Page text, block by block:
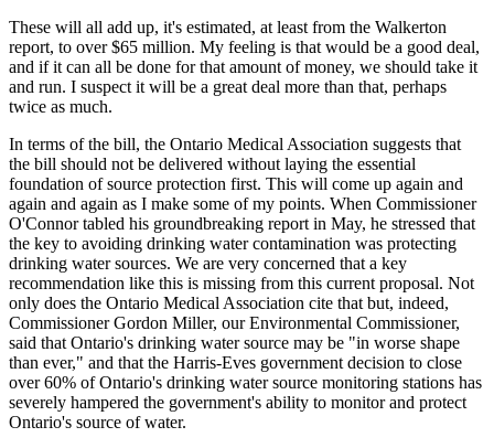
These will all add up, it's estimated, at least from the Walkerton
report, to over $65 million. My feeling is that would be a good deal,
and if it can all be done for that amount of money, we should take it
and run. I suspect it will be a great deal more than that, perhaps
twice as much.
In terms of the bill, the Ontario Medical Association suggests that
the bill should not be delivered without laying the essential
foundation of source protection first. This will come up again and
again and again as I make some of my points. When Commissioner
O'Connor tabled his groundbreaking report in May, he stressed that
the key to avoiding drinking water contamination was protecting
drinking water sources. We are very concerned that a key
recommendation like this is missing from this current proposal. Not
only does the Ontario Medical Association cite that but, indeed,
Commissioner Gordon Miller, our Environmental Commissioner,
said that Ontario's drinking water source may be "in worse shape
than ever," and that the Harris-Eves government decision to close
over 60% of Ontario's drinking water source monitoring stations has
severely hampered the government's ability to monitor and protect
Ontario's source of water.